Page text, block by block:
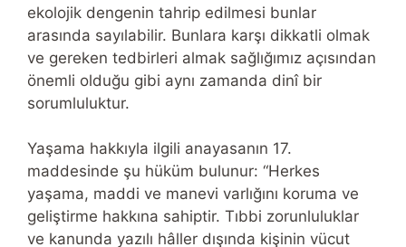
ekolojik dengenin tahrip edilmesi bunlar
arasında sayılabilir. Bunlara karşı dikkatli olmak
ve gereken tedbirleri almak sağlığımız açısından
önemli olduğu gibi aynı zamanda dinî bir
sorumluluktur.
Yaşama hakkıyla ilgili anayasanın 17.
maddesinde şu hüküm bulunur: “Herkes
yaşama, maddi ve manevi varlığını koruma ve
geliştirme hakkına sahiptir. Tıbbi zorunluluklar
ve kanunda yazılı hâller dışında kişinin vücut